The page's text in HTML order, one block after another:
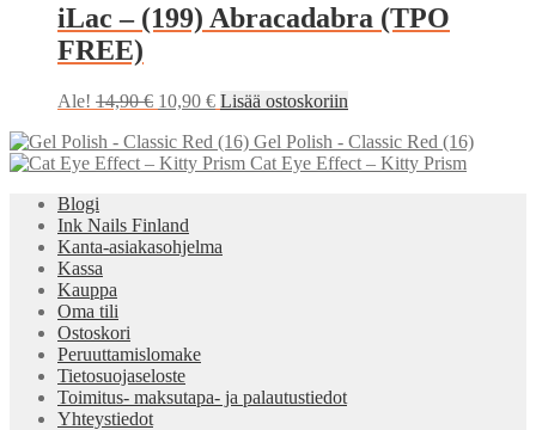
iLac – (199) Abracadabra (TPO
FREE)
Ale! 14,90€ Alkuperäinen
oli:
14,90 €.
10,90 €Nykyinen
on:
10,90 €.
Lisää ostoskoriin
Gel Polish - Classic Red (16)
Cat Eye Effect – Kitty Prism
Blogi
Ink Nails Finland
Kanta-asiakasohjelma
Kassa
Kauppa
Oma tili
Ostoskori
Peruuttamislomake
Tietosuojaseloste
Toimitus- maksutapa- ja palautustiedot
Yhteystiedot